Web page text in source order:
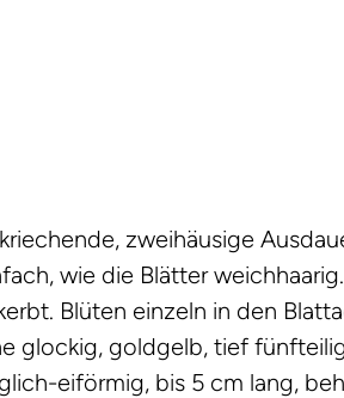
zweihäusige
wie die Blätter
Blüten einzeln in den
glockig, goldgelb, tief
eiförmig, bis 5 cm lang,